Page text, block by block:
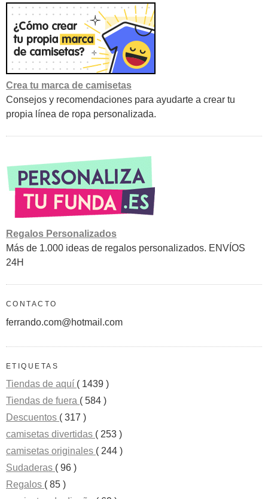
Crea tu marca de camisetas
Consejos y recomendaciones para ayudarte a crear tu
propia línea de ropa personalizada.
Regalos Personalizados
Más de 1.000 ideas de regalos personalizados. ENVÍOS
24H
CONTACTO
ferrando.com@hotmail.com
ETIQUETAS
Tiendas de aquí ( 1439 )
Tiendas de fuera ( 584 )
Descuentos ( 317 )
camisetas divertidas ( 253 )
camisetas originales ( 244 )
Sudaderas ( 96 )
Regalos ( 85 )